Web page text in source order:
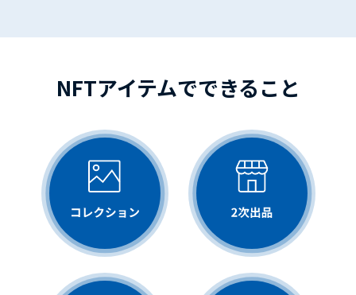
NFTアイテムでできること